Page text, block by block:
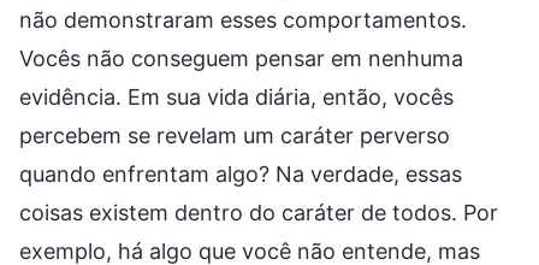
não demonstraram esses comportamentos.
Vocês não conseguem pensar em nenhuma
evidência. Em sua vida diária, então, vocês
percebem se revelam um caráter perverso
quando enfrentam algo? Na verdade, essas
coisas existem dentro do caráter de todos. Por
exemplo, há algo que você não entende, mas